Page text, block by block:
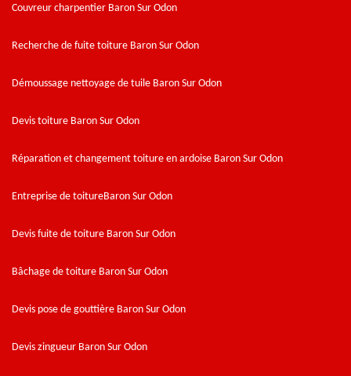
Couvreur charpentier Baron Sur Odon
Recherche de fuite toiture Baron Sur Odon
Démoussage nettoyage de tuile Baron Sur Odon
Devis toiture Baron Sur Odon
Réparation et changement toiture en ardoise Baron Sur Odon
Entreprise de toitureBaron Sur Odon
Devis fuite de toiture Baron Sur Odon
Bâchage de toiture Baron Sur Odon
Devis pose de gouttière Baron Sur Odon
Devis zingueur Baron Sur Odon